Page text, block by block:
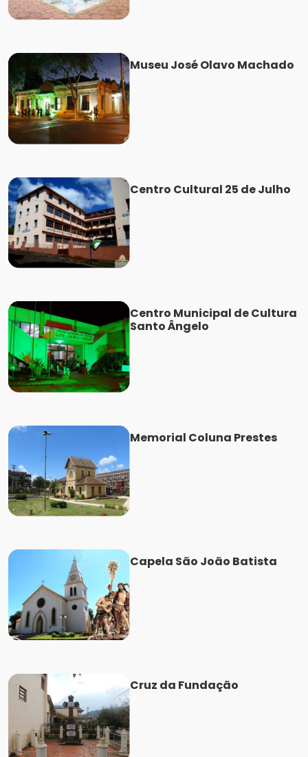
Museu José Olavo Machado
Centro Cultural 25 de Julho
Centro Municipal de Cultura
Santo Ângelo
Memorial Coluna Prestes
Capela São João Batista
Cruz da Fundação